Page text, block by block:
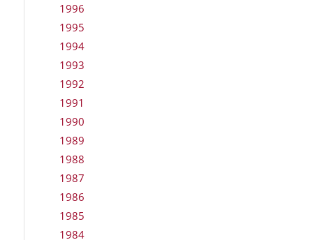
1996
1995
1994
1993
1992
1991
1990
1989
1988
1987
1986
1985
1984